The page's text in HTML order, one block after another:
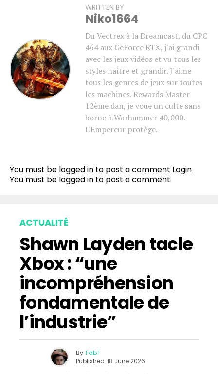
WRITTEN BY
Niko1664
Du Vectrex à la Dreamcast, du CPC
464 aux GeForce RTX, j'ai grandi
avec les jeux vidéos et vu tous les
styles naître et grandir. J'aime
tous les genres de jeux sur toutes
les machines. Rewards Master
12ème dan, je voue un culte sans
borne à Warhammer 40,000.
L'Empereur protège.
You must be logged in to post a comment Login
You must be logged in to post a comment.
ACTUALITÉ
Shawn Layden tacle
Xbox : “une
incompréhension
fondamentale de
l’industrie”
By Fab !
Published 18 June 2026